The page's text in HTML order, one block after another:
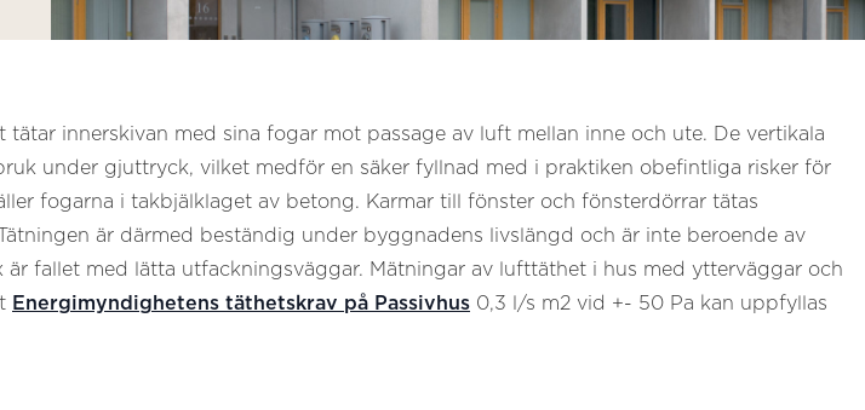
tätar innerskivan med sina fogar mot passage av luft mellan inne och ute. De vertikala
under gjuttryck, vilket medför en säker fyllnad med i praktiken obefintliga risker för
fogarna i takbjälklaget av betong. Karmar till fönster och fönsterdörrar tätas
är därmed beständig under byggnadens livslängd och är inte beroende av
fallet med lätta utfackningsväggar. Mätningar av lufttäthet i hus med ytterväggar och
Energimyndighetens täthetskrav på Passivhus 0,3 l/s m2 vid +- 50 Pa kan uppfyllas